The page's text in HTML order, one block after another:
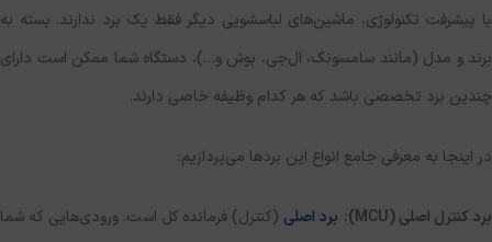
با پیشرفت تکنولوژی، ماشین‌های لباسشویی دیگر فقط یک برد ندارند. بسته به
برند و مدل (مانند سامسونگ، ال‌جی، بوش و…)، دستگاه شما ممکن است دارای
چندین برد تخصصی باشد که هر کدام وظیفه خاصی دارند.
در اینجا به معرفی جامع انواع این بردها می‌پردازیم:
برد کنترل اصلی (MCU
): برد اصلی (کنترل) فرمانده کل است. ورودی‌هایی که شما